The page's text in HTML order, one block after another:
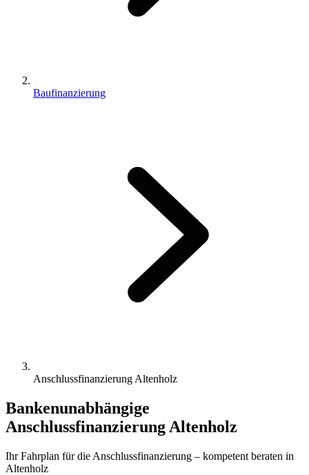
Baufinanzierung
Anschlussfinanzierung Altenholz
Bankenunabhängige
Anschlussfinanzierung Altenholz
Ihr Fahrplan für die Anschlussfinanzierung – kompetent beraten in
Altenholz